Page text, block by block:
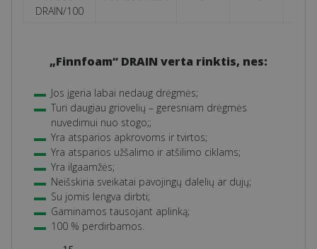
DRAIN/100
„Finnfoam“ DRAIN verta rinktis, nes:
Jos įgeria labai nedaug drėgmės;
Turi daugiau griovelių – geresniam drėgmės
nuvedimui nuo stogo;;
Yra atsparios apkrovoms ir tvirtos;
Yra atsparios užšalimo ir atšilimo ciklams;
Yra ilgaamžės;
Neišskiria sveikatai pavojingų dalelių ar dujų;
Su jomis lengva dirbti;
Gaminamos tausojant aplinką;
100 % perdirbamos.